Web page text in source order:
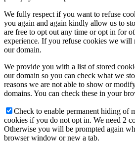
We fully respect if you want to refuse
you again and again kindly allow us to
are free to opt out any time or opt in for
experience. If you refuse cookies we will
our domain.
We provide you with a list of stored
our domain so you can check what we
reasons we are not able to show or
domains. You can check these in your
Check to enable permanent hiding of
cookies if you do not opt in. We need 2
Otherwise you will be prompted again
browser window or new a tab.